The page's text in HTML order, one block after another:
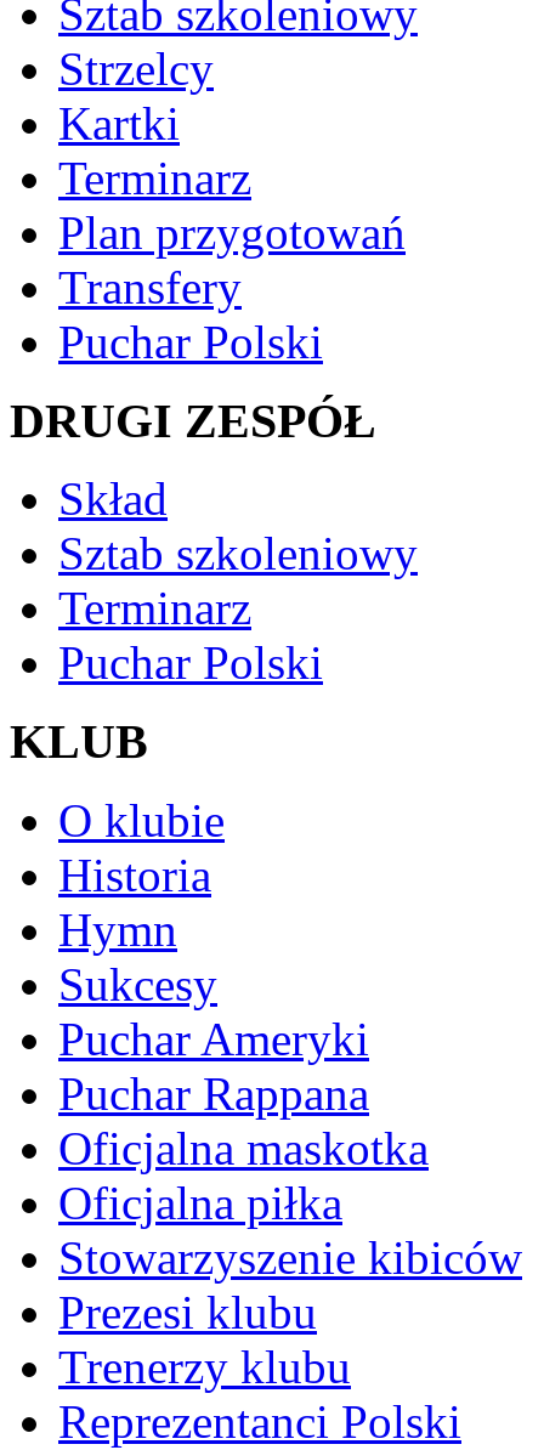
Sztab szkoleniowy
Strzelcy
Kartki
Terminarz
Plan przygotowań
Transfery
Puchar Polski
DRUGI ZESPÓŁ
Skład
Sztab szkoleniowy
Terminarz
Puchar Polski
KLUB
O klubie
Historia
Hymn
Sukcesy
Puchar Ameryki
Puchar Rappana
Oficjalna maskotka
Oficjalna piłka
Stowarzyszenie kibiców
Prezesi klubu
Trenerzy klubu
Reprezentanci Polski